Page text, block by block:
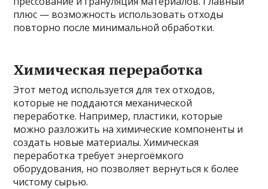
плюс — возможность использовать отходы
повторно после минимальной обработки.
Химическая переработка
Этот метод используется для тех отходов,
которые не поддаются механической
переработке. Например, пластики, которые
можно разложить на химические компоненты и
создать новые материалы. Химическая
переработка требует энергоёмкого
оборудования, но позволяет вернуться к более
чистому сырью.